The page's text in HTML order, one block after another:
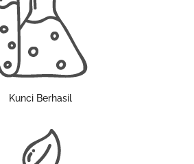
Kunci Berhasil